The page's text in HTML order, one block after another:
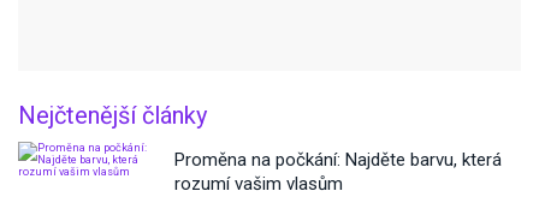
Nejčtenější články
Proměna na počkání: Najděte barvu, která
rozumí vašim vlasům